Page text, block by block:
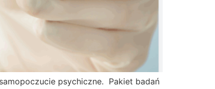
psychiczne. Pakiet badań